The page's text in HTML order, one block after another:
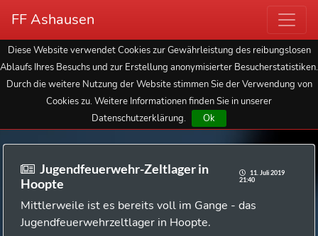
FF Ashausen
Diese Website verwendet Cookies zur Gewährleistung des reibungslosen
Ablaufs Ihres Besuchs und zur Erstellung anonymisierter Besucherstatistiken.
Durch die weitere Nutzung der Website stimmen Sie der Verwendung von
Cookies zu. Weitere Informationen finden Sie in unserer
Datenschutzerklärung.
Ok
Jugendfeuerwehr-Zeltlager in
Hoopte
11. Juli 2019
21:40
Mittlerweile ist es bereits voll im Gange - das
Jugendfeuerwehrzeltlager in Hoopte.